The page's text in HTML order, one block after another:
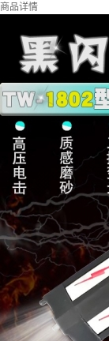
商品详情